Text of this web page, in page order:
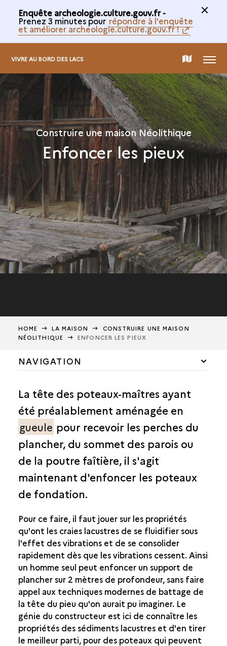
Enquête archeologie.culture.gouv.fr -
Prenez 3 minutes pour répondre à l'enquête
et améliorer archeologie.culture.gouv.fr !
VIVRE AU BORD DES LACS CARTE
DE
LA
COLLECTION
MENU
Construire une maison Néolithique
Enfoncer les pieux
HOME LA MAISON
CONSTRUIRE UNE MAISON
NÉOLITHIQUE
ENFONCER LES PIEUX
NAVIGATION
CONSTRUIRE UNE MAISON NÉOLITHIQUE
ABATTRE LE BOIS
REFENDRE LES TRONCS
ENFONCER LES PIEUX
ASSEMBLER
BRÊLER
POSER LES PAROIS
CONCLUSION
LA PROBLÉMATIQUE
LA MÉTHODE
D'AUTRES SOLUTIONS
QUELQUES RECETTES
La tête des poteaux-maîtres ayant
été préalablement aménagée en
gueule pour recevoir les perches du
plancher, du sommet des parois ou
de la poutre faîtière, il s'agit
maintenant d'enfoncer les poteaux
de fondation.
Pour ce faire, il faut jouer sur les propriétés
qu'ont les craies lacustres de se fluidifier sous
l'effet des vibrations et de se consolider
rapidement dès que les vibrations cessent. Ainsi
un homme seul peut enfoncer un support de
plancher sur 2 mètres de profondeur, sans faire
appel aux techniques modernes de battage de
la tête du pieu qu'on aurait pu imaginer. Le
génie du constructeur est ici de connaître les
propriétés des sédiments lacustres et d'en tirer
le meilleur parti, pour des poteaux qui peuvent